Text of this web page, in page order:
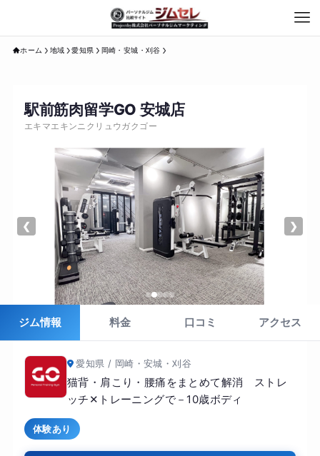
ホーム 地域 愛知県 岡崎・安城・刈谷
駅前筋肉留学GO 安城店
エキマエキンニクリュウガクゴー
❮ ❯
ジム情報 料金 口コミ アクセス
愛知県 / 岡崎・安城・刈谷
猫背・肩こり・腰痛をまとめて解消 ストレ
ッチ✕トレーニングで－10歳ボディ
体験あり